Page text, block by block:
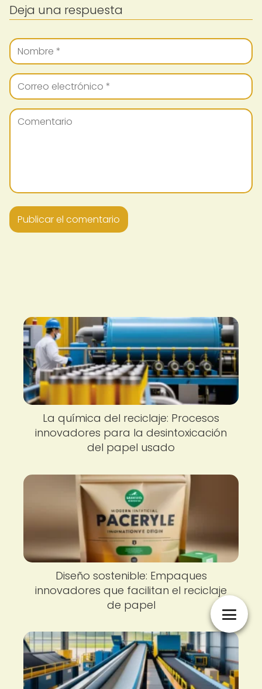
Deja una respuesta
La química del reciclaje: Procesos
innovadores para la desintoxicación
del papel usado
Diseño sostenible: Empaques
innovadores que facilitan el reciclaje
de papel